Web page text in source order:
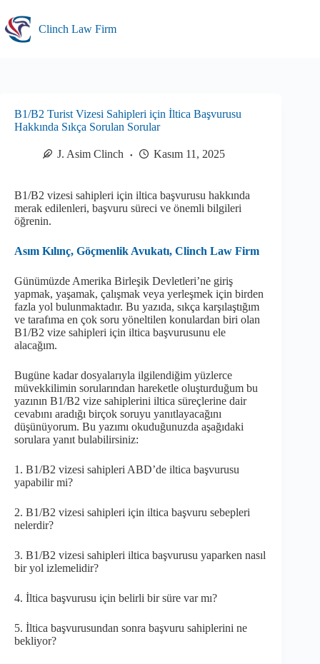
content
Clinch Law Firm
B1/B2 Turist Vizesi Sahipleri için İltica Başvurusu
Hakkında Sıkça Sorulan Sorular
J. Asim Clinch Kasım 11, 2025
B1/B2 vizesi sahipleri için iltica başvurusu hakkında
merak edilenleri, başvuru süreci ve önemli bilgileri
öğrenin.
Asım Kılınç, Göçmenlik Avukatı, Clinch Law Firm
Günümüzde Amerika Birleşik Devletleri’ne giriş
yapmak, yaşamak, çalışmak veya yerleşmek için birden
fazla yol bulunmaktadır. Bu yazıda, sıkça karşılaştığım
ve tarafıma en çok soru yöneltilen konulardan biri olan
B1/B2 vize sahipleri için iltica başvurusunu ele
alacağım.
Bugüne kadar dosyalarıyla ilgilendiğim yüzlerce
müvekkilimin sorularından hareketle oluşturduğum bu
yazının B1/B2 vize sahiplerini iltica süreçlerine dair
cevabını aradığı birçok soruyu yanıtlayacağını
düşünüyorum. Bu yazımı okuduğunuzda aşağıdaki
sorulara yanıt bulabilirsiniz:
1. B1/B2 vizesi sahipleri ABD’de iltica başvurusu
yapabilir mi?
2. B1/B2 vizesi sahipleri için iltica başvuru sebepleri
nelerdir?
3. B1/B2 vizesi sahipleri iltica başvurusu yaparken nasıl
bir yol izlemelidir?
4. İltica başvurusu için belirli bir süre var mı?
5. İltica başvurusundan sonra başvuru sahiplerini ne
bekliyor?